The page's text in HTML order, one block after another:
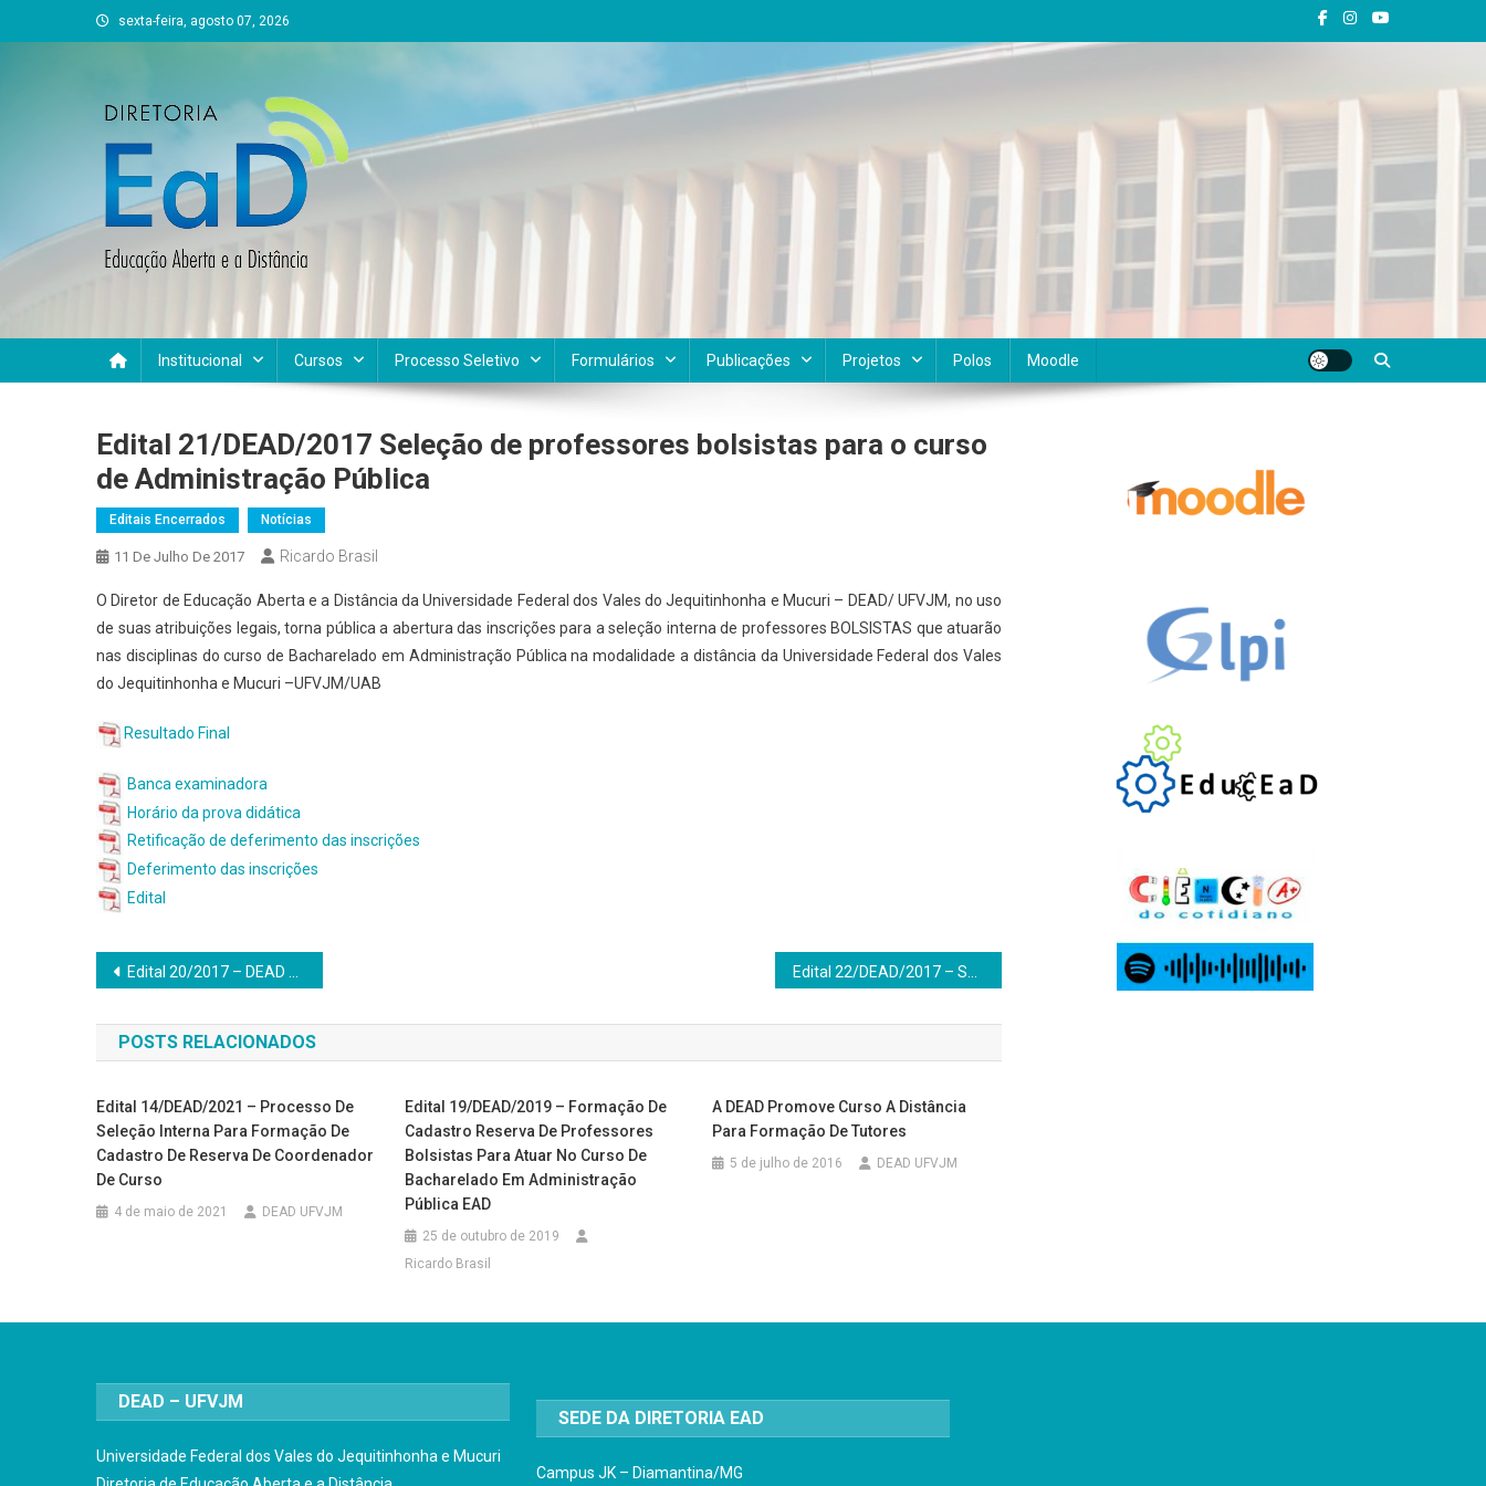
to
sexta-feira, agosto 07, 2026
DEAD UFVJM
Institucional Cursos Processo Seletivo Formulários Publicações Projetos Polos Moodle
Edital 21/DEAD/2017 Seleção de professores bolsistas para o curso
de Administração Pública
Editais Encerrados Notícias
11 De Julho De 2017 Ricardo Brasil
O Diretor de Educação Aberta e a Distância da Universidade Federal dos Vales do Jequitinhonha e Mucuri – DEAD/ UFVJM, no uso
de suas atribuições legais, torna pública a abertura das inscrições para a seleção interna de professores BOLSISTAS que atuarão
nas disciplinas do curso de Bacharelado em Administração Pública na modalidade a distância da Universidade Federal dos Vales
do Jequitinhonha e Mucuri –UFVJM/UAB
Resultado Final
Banca examinadora
Horário da prova didática
Retificação de deferimento das inscrições
Deferimento das inscrições
Edital
Navegação
de
Post
Edital 20/2017 – DEAD seleciona tutores presencias para as graduações
POSTS RELACIONADOS
Edital 14/DEAD/2021 – Processo De
Seleção Interna Para Formação De
Cadastro De Reserva De Coordenador
De Curso
4 de maio de 2021 DEAD UFVJM
Edital 19/DEAD/2019 – Formação De
Cadastro Reserva De Professores
Bolsistas Para Atuar No Curso De
Bacharelado Em Administração
Pública EAD
25 de outubro de 2019
Ricardo Brasil
A DEAD Promove Curso A Distância
Para Formação De Tutores
5 de julho de 2016 DEAD UFVJM
DEAD – UFVJM
Universidade Federal dos Vales do Jequitinhonha e Mucuri
SEDE DA DIRETORIA EAD
Campus JK – Diamantina/MG